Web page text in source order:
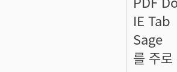
IE Tab
Sage
를 주